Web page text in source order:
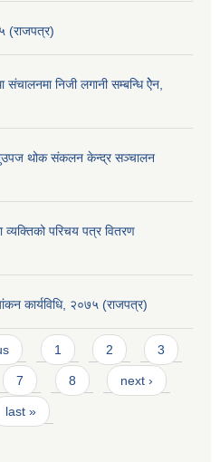
(राजपत्र)
स‌ंचालनमा निजी लगानी सम्बन्धि ऐेन,
थोक संकलन केन्द्र सञ्चालन
परिचय पत्र वितरण
कार्यविधि, २०७५ (राजपत्र)
1 2 3
7 8 next ›
last »